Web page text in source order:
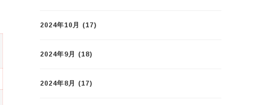
2024年10月 (17)
2024年9月 (18)
2024年8月 (17)